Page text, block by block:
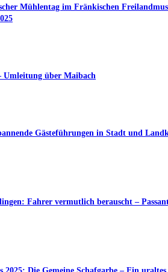
Mühlentag im Fränkischen
Umleitung über Maibach
Gästeführungen in Stadt und
Fahrer vermutlich berauscht –